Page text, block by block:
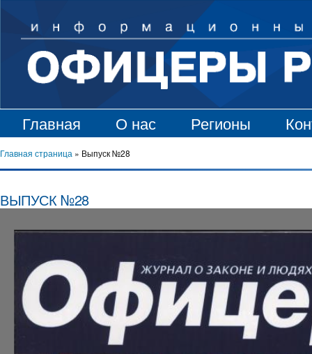
Главная О нас Регионы
Главная страница » Выпуск №28
ВЫПУСК №28